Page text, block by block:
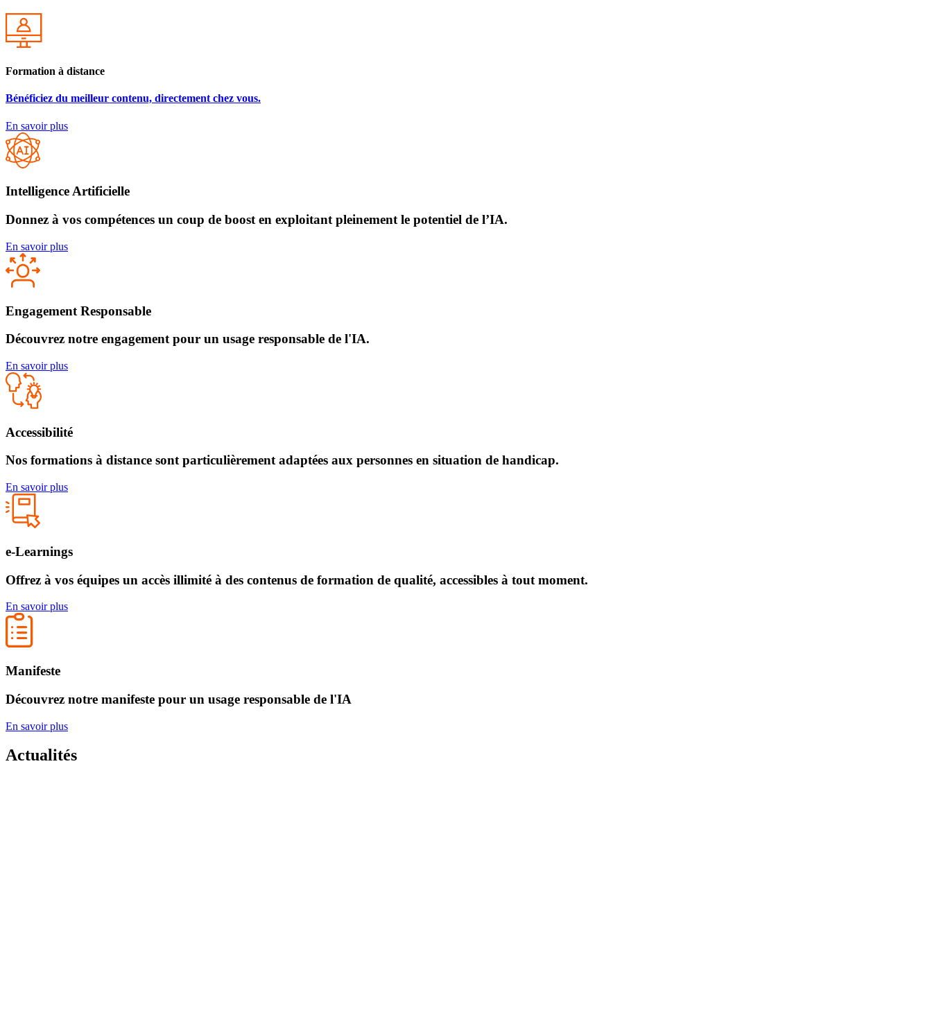
Formation à distance
Bénéficiez du meilleur contenu, directement chez vous.
En savoir plus
Intelligence Artificielle
Donnez à vos compétences un coup de boost en exploitant pleinement le potentiel de l’IA.
En savoir plus
Engagement Responsable
Découvrez notre engagement pour un usage responsable de l'IA.
En savoir plus
Accessibilité
Nos formations à distance sont particulièrement adaptées aux personnes en situation de handicap.
En savoir plus
e-Learnings
Offrez à vos équipes un accès illimité à des contenus de formation de qualité, accessibles à tout moment.
En savoir plus
Manifeste
Découvrez notre manifeste pour un usage responsable de l'IA
En savoir plus
Actualités